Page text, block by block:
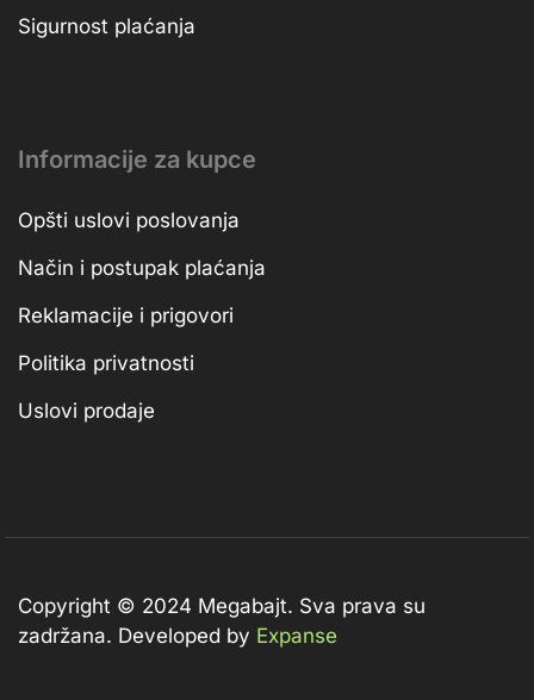
Sigurnost plaćanja
Informacije za kupce
Opšti uslovi poslovanja
Način i postupak plaćanja
Reklamacije i prigovori
Politika privatnosti
Uslovi prodaje
Copyright © 2024 Megabajt. Sva prava su
zadržana. Developed by Expanse